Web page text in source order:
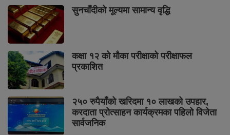
सुनचाँदीको मूल्यमा सामान्य वृद्धि
कक्षा १२ को मौका परीक्षाको परीक्षाफल
प्रकाशित
२५० रुपैयाँको खरिदमा १० लाखको उपहार,
करदाता प्रोत्साहन कार्यक्रमका पहिलो विजेता
सार्वजनिक